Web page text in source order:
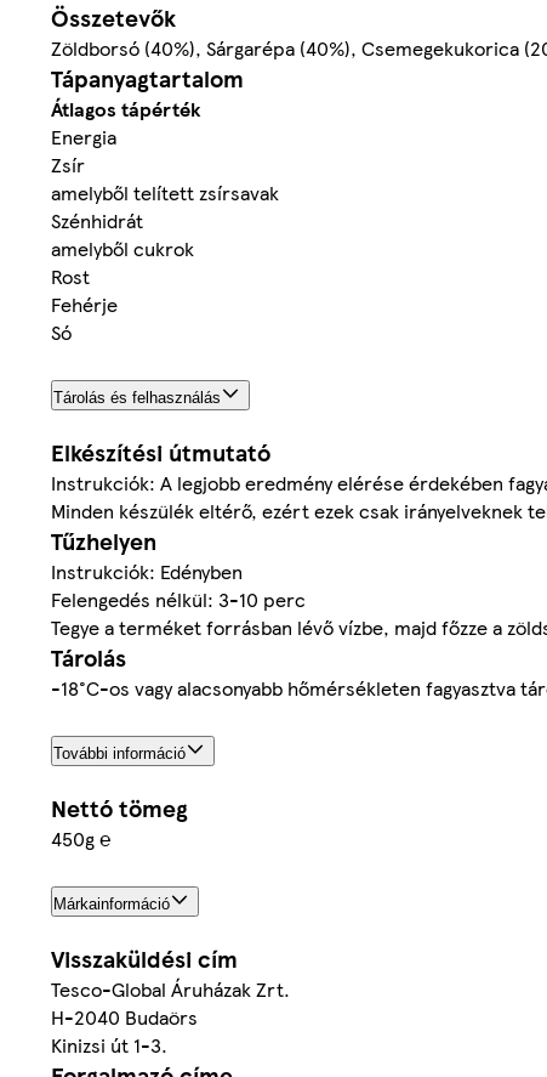
Összetevők
Zöldborsó (40%), Sárgarépa (40%), Csemegekukorica
Tápanyagtartalom
Átlagos tápérték
Energia
Zsír
amelyből telített zsírsavak
Szénhidrát
amelyből cukrok
Rost
Fehérje
Só
Tárolás és felhasználás
Elkészítési útmutató
Instrukciók: A legjobb eredmény elérése érdekében
Minden készülék eltérő, ezért ezek csak irányelveknek
Tűzhelyen
Instrukciók: Edényben
Felengedés nélkül: 3-10 perc
Tegye a terméket forrásban lévő vízbe, majd főzze a
Tárolás
-18°C-os vagy alacsonyabb hőmérsékleten fagyasztva
További információ
Nettó tömeg
450g ℮
Márkainformáció
Visszaküldési cím
Tesco-Global Áruházak Zrt.
H-2040 Budaörs
Kinizsi út 1-3.